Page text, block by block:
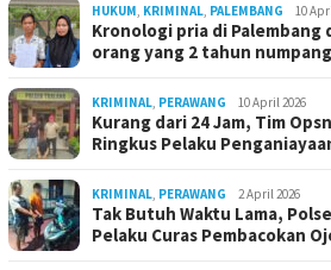
HUKUM, KRIMINAL, PALEMBANG 10
Kronologi pria di Palembang
orang yang 2 tahun
KRIMINAL, PERAWANG 10 April 2026
Kurang dari 24 Jam, Tim
Ringkus Pelaku
KRIMINAL, PERAWANG 2 April 2026
Tak Butuh Waktu Lama,
Pelaku Curas Pembacokan